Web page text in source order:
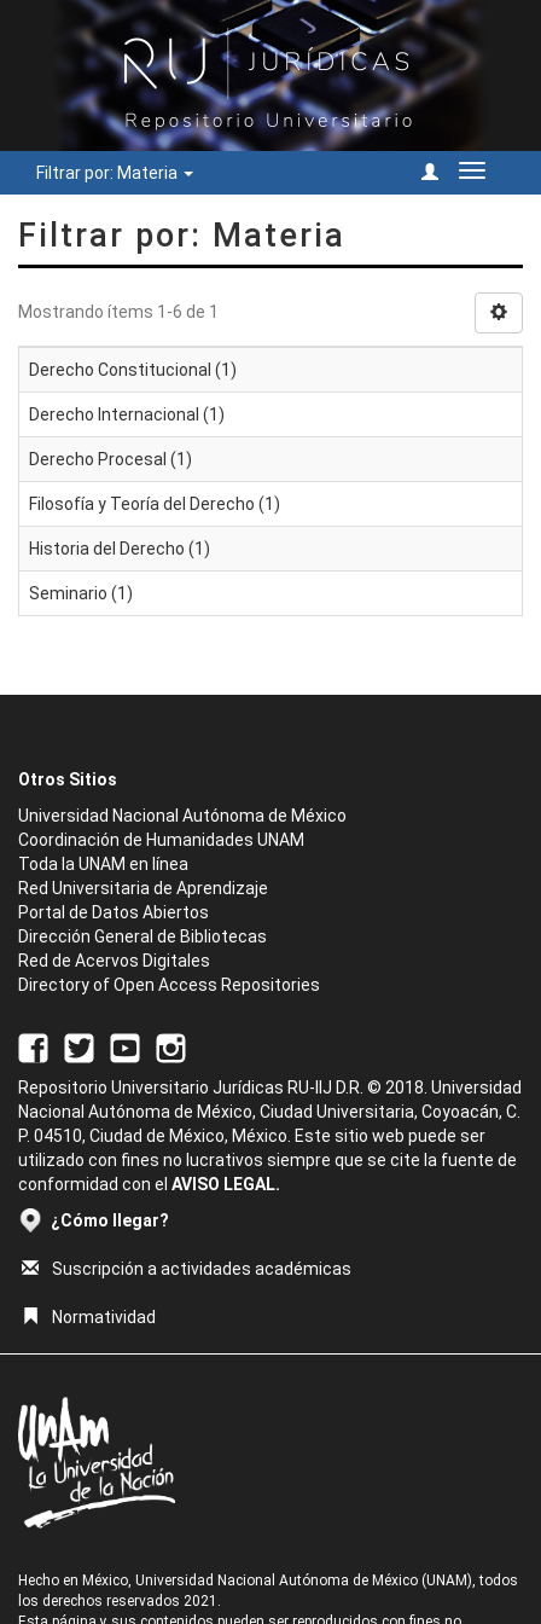
Filtrar por: Materia
Cambiar
Filtrar por: Materia
Mostrando ítems 1-6 de 1
Derecho Constitucional (1)
Derecho Internacional (1)
Derecho Procesal (1)
Filosofía y Teoría del Derecho (1)
Historia del Derecho (1)
Seminario (1)
Otros Sitios
Universidad Nacional Autónoma de México
Coordinación de Humanidades UNAM
Toda la UNAM en línea
Red Universitaria de Aprendizaje
Portal de Datos Abiertos
Dirección General de Bibliotecas
Red de Acervos Digitales
Directory of Open Access Repositories
Repositorio Universitario Jurídicas RU-IIJ D.R. © 2018. Universidad
Nacional Autónoma de México, Ciudad Universitaria, Coyoacán, C.
P. 04510, Ciudad de México, México. Este sitio web puede ser
utilizado con fines no lucrativos siempre que se cite la fuente de
conformidad con el AVISO LEGAL.
¿Cómo llegar?
Suscripción a actividades académicas
Normatividad
Hecho en México, Universidad Nacional Autónoma de México (UNAM), todos
los derechos reservados 2021.